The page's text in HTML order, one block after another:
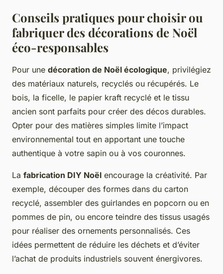
Conseils pratiques pour choisir ou
fabriquer des décorations de Noël
éco-responsables
Pour une décoration de Noël écologique, privilégiez
des matériaux naturels, recyclés ou récupérés. Le
bois, la ficelle, le papier kraft recyclé et le tissu
ancien sont parfaits pour créer des décos durables.
Opter pour des matières simples limite l’impact
environnemental tout en apportant une touche
authentique à votre sapin ou à vos couronnes.
La fabrication DIY Noël encourage la créativité. Par
exemple, découper des formes dans du carton
recyclé, assembler des guirlandes en popcorn ou en
pommes de pin, ou encore teindre des tissus usagés
pour réaliser des ornements personnalisés. Ces
idées permettent de réduire les déchets et d’éviter
l’achat de produits industriels souvent énergivores.